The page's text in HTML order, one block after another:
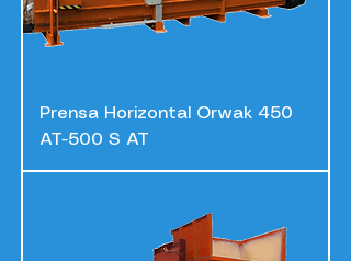
Prensa Horizontal Orwak 450
AT-500 S AT